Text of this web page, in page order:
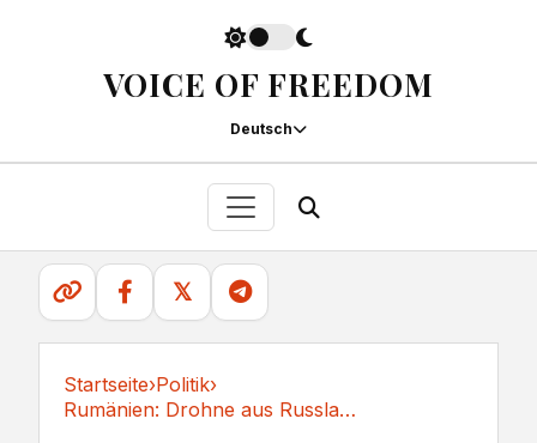
VOICE OF FREEDOM
Deutsch
𝕏
Startseite›Politik›
Rumänien: Drohne aus Russland verletzt Mutter und Kind